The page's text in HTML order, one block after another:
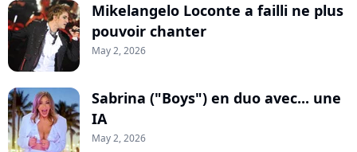
Mikelangelo Loconte a failli ne plus
pouvoir chanter
May 2, 2026
Sabrina ("Boys") en duo avec... une
IA
May 2, 2026